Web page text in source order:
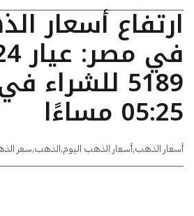
ارتفاع أسعار
5189
05:25 مساءًا
أسعار الذهب,أسعار الذهب اليوم,الذهب,سعر